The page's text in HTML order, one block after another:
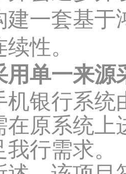
建一套基于
性。
用单一来源
机银行系统
在原系统上
行需求。